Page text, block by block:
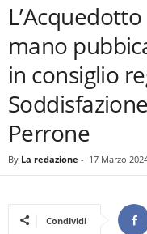
mano
in consiglio
Perrone
By La redazione - 17 Marzo
Condividi